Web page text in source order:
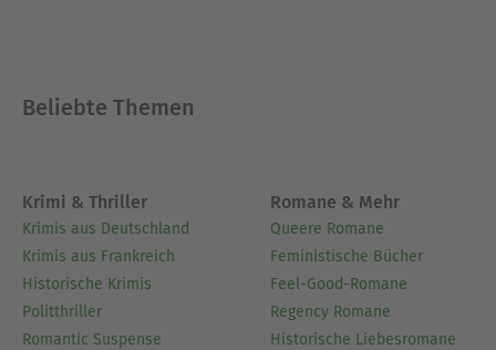
Beliebte Themen
Krimi & Thriller
Krimis aus Deutschland
Krimis aus Frankreich
Historische Krimis
Politthriller
Romantic Suspense
Romane & Mehr
Queere Romane
Feministische Bücher
Feel-Good-Romane
Regency Romane
Historische Liebesromane